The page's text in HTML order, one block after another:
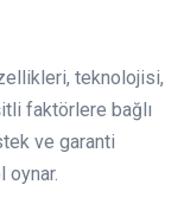
teknolojisi,
faktörlere bağlı
ve garanti
oynar.